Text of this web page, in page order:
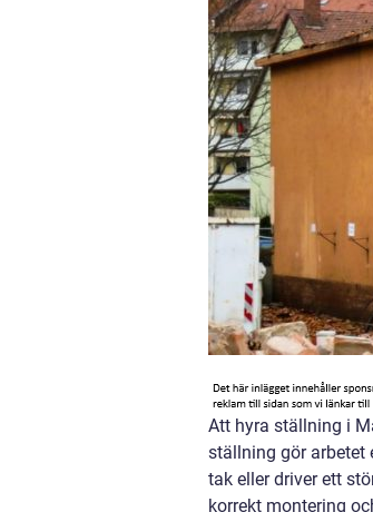
Att hyra ställning i
ställning gör arbetet
tak eller driver ett
korrekt montering